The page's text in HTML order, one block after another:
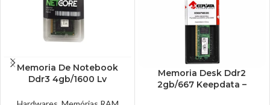
Memoria De Notebook
Ddr3 4gb/1600 Lv
NET34096SO16LV
Memoria Desk Ddr2
2gb/667 Keepdata –